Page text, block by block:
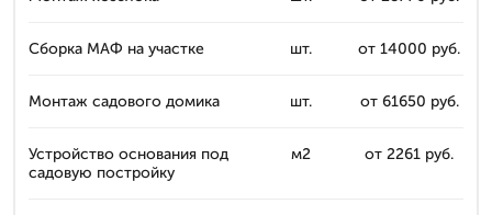
Сборка МАФ на участке шт. от 14000 руб.
Монтаж садового домика шт. от 61650 руб.
Устройство основания под
садовую постройку
м2 от 2261 руб.